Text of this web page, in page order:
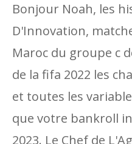
Bonjour Noah, les
D'Innovation,
Maroc du groupe c
de la fifa 2022 les
et toutes les
que votre bankroll
2023. Le Chef de